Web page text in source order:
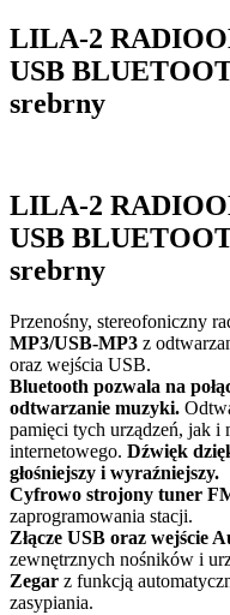
LILA-2
USB
srebrny
LILA-2
USB
srebrny
Przenośny, stereofoniczny
MP3/USB-MP3 z
oraz wejścia USB.
Bluetooth pozwala na
odtwarzanie muzyki.
pamięci tych urządzeń, jak
internetowego. Dźwięk
głośniejszy i wyraźniejszy.
Cyfrowo strojony tuner
zaprogramowania stacji.
Złącze USB oraz wejście
zewnętrznych nośników i
Zegar z funkcją
zasypiania.